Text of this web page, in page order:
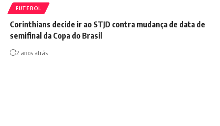
FUTEBOL
Corinthians decide ir ao STJD contra mudança de data de
semifinal da Copa do Brasil
2 anos atrás